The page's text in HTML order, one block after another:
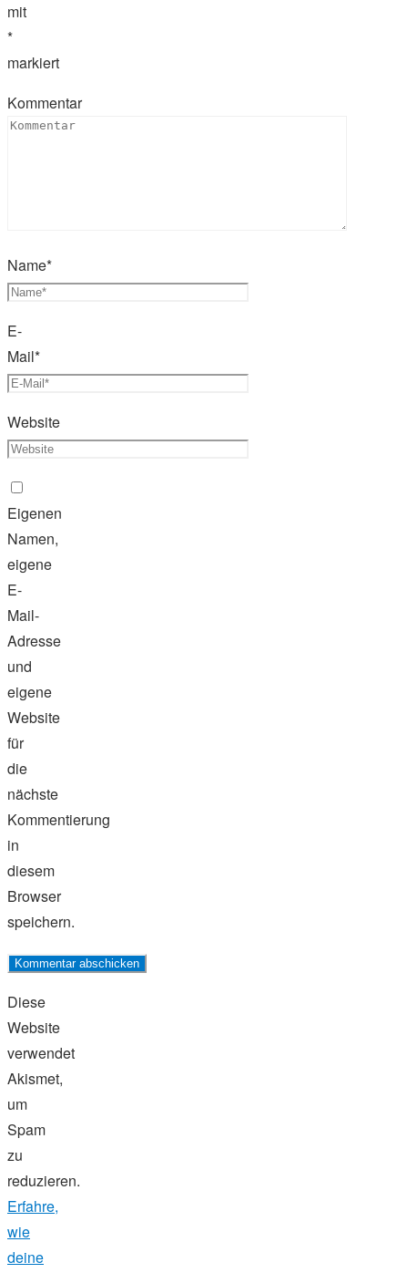
mit
*
markiert
Kommentar
Name*
E-
Mail*
Website
Eigenen
Namen,
eigene
E-
Mail-
Adresse
und
eigene
Website
für
die
nächste
Kommentierung
in
diesem
Browser
speichern.
Diese
Website
verwendet
Akismet,
um
Spam
zu
reduzieren.
Erfahre,
wie
deine